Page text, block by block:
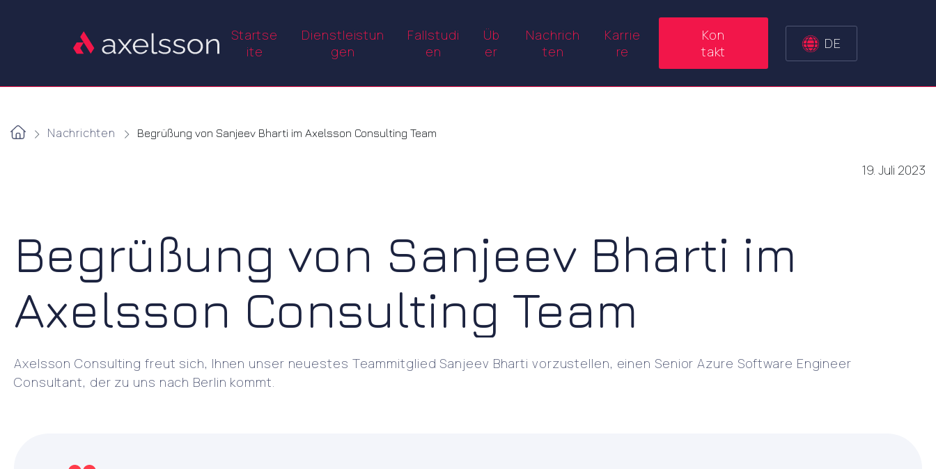
Startse
ite
Dienstleistun
gen
Fallstudi
en
Üb
er
Nachrich
ten
Karrie
re
Kon
takt
DE
Nachrichten Begrüßung von Sanjeev Bharti im Axelsson Consulting Team
19. Juli 2023
Begrüßung von Sanjeev Bharti im
Axelsson Consulting Team
Axelsson Consulting freut sich, Ihnen unser neuestes Teammitglied Sanjeev Bharti vorzustellen, einen Senior Azure Software Engineer
Consultant, der zu uns nach Berlin kommt.